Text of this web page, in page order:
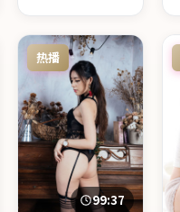
热播
99:37